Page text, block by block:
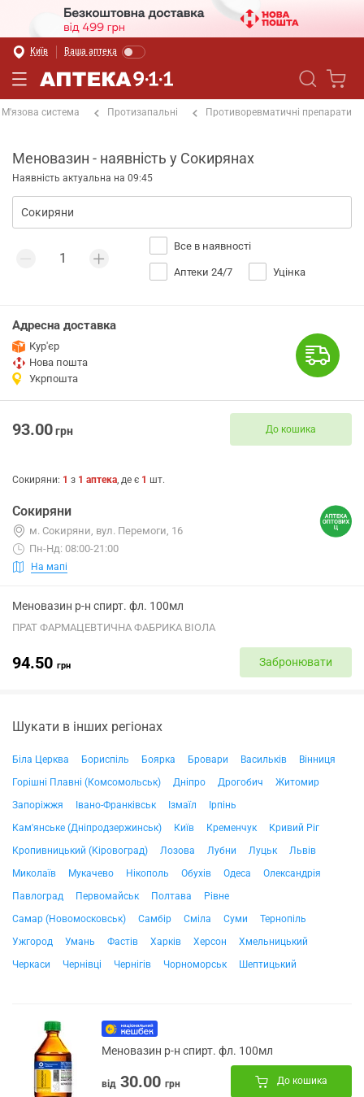
Київ Ваша аптека
М'язова система Протизапальні Противоревматичні препарати
Меновазин - наявність у Сокирянах
Наявність актуальна на 09:45
Все в наявності
Аптеки 24/7 Уцінка
Адресна доставка
Кур'єр
Нова пошта
Укрпошта
93.00грн До кошика
Сокиряни: 1 з 1 аптека, де є 1 шт.
Сокиряни
м. Сокиряни, вул. Перемоги, 16
Пн-Нд: 08:00-21:00
На мапі
Меновазин р-н спирт. фл. 100мл
ПРАТ ФАРМАЦЕВТИЧНА ФАБРИКА ВІОЛА
94.50 грн Забронювати
Шукати в інших регіонах
Біла Церква Бориспіль Боярка Бровари Васильків
Вінниця
Горішні Плавні (Комсомольськ)
Дніпро Дрогобич
Житомир
Запоріжжя
Івано-Франківськ Ізмаїл
Ірпінь
Кам'янське (Дніпродзержинськ)
Київ Кременчук
Кривий Ріг
Кропивницький (Кіровоград)
Лозова Лубни Луцьк
Львів
Миколаїв
Мукачево Нікополь Обухів Одеса
Олександрія
Павлоград
Первомайськ Полтава
Рівне
Самар (Новомосковськ)
Самбір Сміла Суми
Тернопіль
Ужгород
Умань Фастів Харків Херсон
Хмельницький
Черкаси
Чернівці Чернігів Чорноморськ Шептицький
Меновазин р-н спирт. фл. 100мл
від 30.00 грн До кошика